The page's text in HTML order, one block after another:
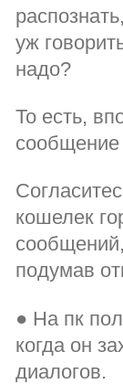
уж
надо?
То есть,
сообщение
кошелек
подумав
● На пк
когда он
диалогов.